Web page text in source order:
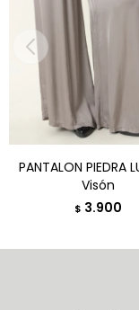
PANTALON PIEDRA
Visón
$ 3.900